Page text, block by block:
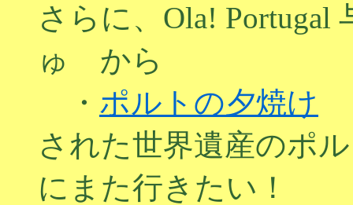
さらに、Ola!
ゅ から
・ ポルトの夕焼け
された世界遺産のポ
にまた行きたい！